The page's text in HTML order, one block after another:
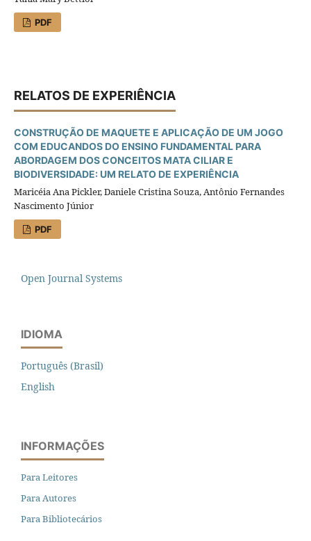
PDF
RELATOS DE EXPERIÊNCIA
CONSTRUÇÃO DE MAQUETE E APLICAÇÃO DE UM JOGO
COM EDUCANDOS DO ENSINO FUNDAMENTAL PARA
ABORDAGEM DOS CONCEITOS MATA CILIAR E
BIODIVERSIDADE: UM RELATO DE EXPERIÊNCIA
Maricéia Ana Pickler, Daniele Cristina Souza, Antônio Fernandes
Nascimento Júnior
PDF
Open Journal Systems
IDIOMA
Português (Brasil)
English
INFORMAÇÕES
Para Leitores
Para Autores
Para Bibliotecários